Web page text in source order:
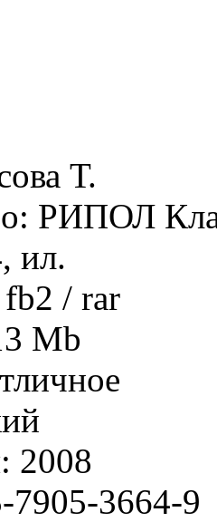
Т.
РИПОЛ
ил.
/ rar
Mb
2008
7905-3664-9